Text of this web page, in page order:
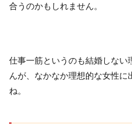
合うのかもしれません。
仕事一筋というのも結婚しな
んが、なかなか理想的な女性
ね。